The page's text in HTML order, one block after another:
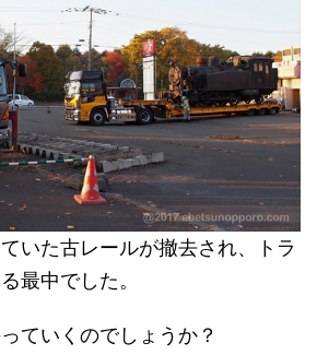
いた古レールが撤去され、トラ
最中でした。
ていくのでしょうか？